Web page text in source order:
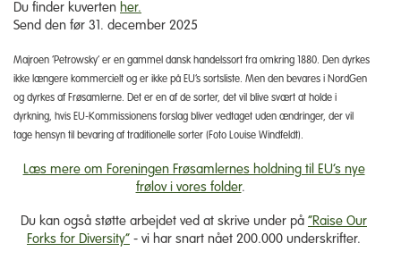
Du finder kuverten her.
Send den før 31. december 2025
Majroen ’Petrowsky’ er en gammel dansk handelssort fra omkring 1880. Den dyrkes
ikke længere kommercielt og er ikke på EU’s sortsliste. Men den bevares i NordGen
og dyrkes af Frøsamlerne. Det er en af de sorter, det vil blive svært at holde i
dyrkning, hvis EU-Kommissionens forslag bliver vedtaget uden ændringer, der vil
tage hensyn til bevaring af traditionelle sorter (Foto Louise Windfeldt).
Læs mere om Foreningen Frøsamlernes holdning til EU’s nye
frølov i vores folder.
Du kan også støtte arbejdet ved at skrive under på “Raise Our
Forks for Diversity” - vi har snart nået 200.000 underskrifter.